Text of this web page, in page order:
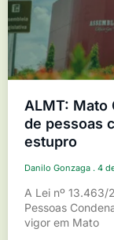
ALMT: Mato
de pessoas
estupro
Danilo Gonzaga 4
A Lei nº 13.463/
Pessoas
vigor em Mato